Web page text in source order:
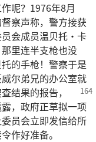
呢？1976年8月
察声称，警方接获
员会成员温贝托·卡
里连半支枪也没
的手枪！警察于是
尔弟兄的办公室就
结果的报告，
，政府正草拟一项
员会立即发信给所
作好准备。